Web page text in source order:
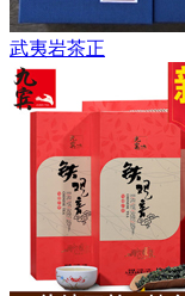
武夷岩茶正